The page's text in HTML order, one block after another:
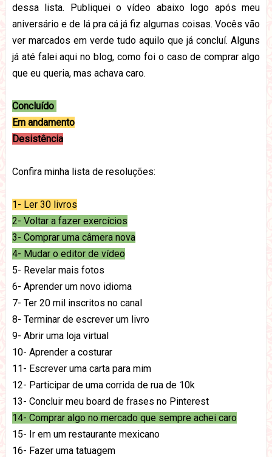
dessa lista. Publiquei o vídeo abaixo logo após meu
aniversário e de lá pra cá já fiz algumas coisas. Vocês vão
ver marcados em verde tudo aquilo que já concluí. Alguns
já até falei aqui no blog, como foi o caso de comprar algo
que eu queria, mas achava caro.
Concluído
Em andamento
Desistência
Confira minha lista de resoluções:
1- Ler 30 livros
2- Voltar a fazer exercícios
3- Comprar uma câmera nova
4- Mudar o editor de vídeo
5- Revelar mais fotos
6- Aprender um novo idioma
7- Ter 20 mil inscritos no canal
8- Terminar de escrever um livro
9- Abrir uma loja virtual
10- Aprender a costurar
11- Escrever uma carta para mim
12- Participar de uma corrida de rua de 10k
13- Concluir meu board de frases no Pinterest
14- Comprar algo no mercado que sempre achei caro
15- Ir em um restaurante mexicano
16- Fazer uma tatuagem